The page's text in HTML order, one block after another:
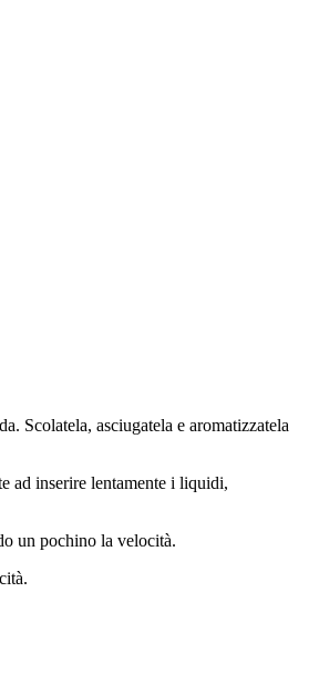
Scolatela, asciugatela e aromatizzatela
ad inserire lentamente i liquidi,
un pochino la velocità.